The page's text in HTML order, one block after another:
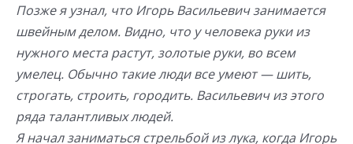
Позже я узнал, что Игорь Васильевич занимается
швейным делом. Видно, что у человека руки из
нужного места растут, золотые руки, во всем
умелец. Обычно такие люди все умеют — шить,
строгать, строить, городить. Васильевич из этого
ряда талантливых людей.
Я начал заниматься стрельбой из лука, когда Игорь